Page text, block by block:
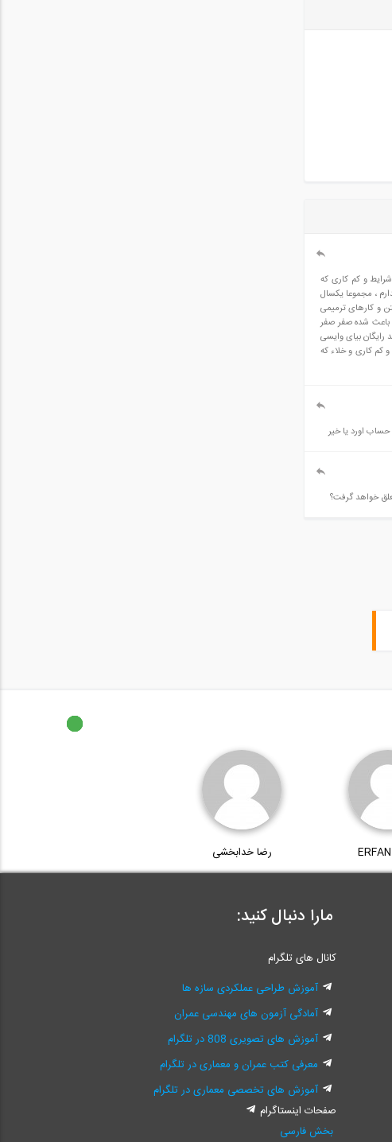
بنا به شرایط و کم کاری که
، مجموعا یکسال
مربوط به شرکت بتن و کارهای ترمیمی
باعث شده صفر صفر
رایگان بیای وایسی
کم کاری و خلاء که
اورد یا خیر
خواهد گرفت؟
رضا خدابخشی
مارا دنبال کنید:
کانال های تلگرام
آموزش طراحی عملکردی سازه ها
آمادگی آزمون های مهندسی عمران
آموزش های تصویری 808 در تلگرام
معرفی کتب عمران و معماری در تلگرام
آموزش های تخصصی معماری در تلگرام
صفحات اینستاگرام
بخش فارسی